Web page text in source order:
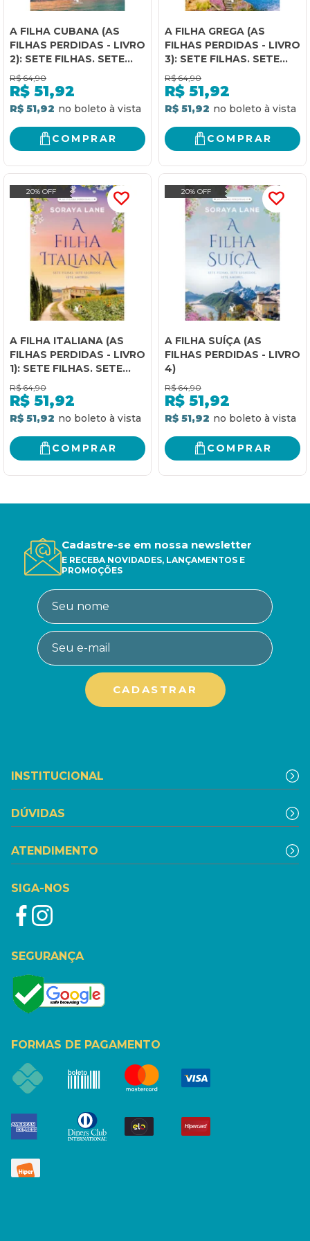
A FILHA CUBANA (AS
FILHAS PERDIDAS - LIVRO
2): SETE FILHAS. SETE
SEGREDOS. SETE
AMORES.
R$ 64,90
R$ 51,92
R$ 51,92
COMPRAR
A FILHA GREGA (AS
FILHAS PERDIDAS - LIVRO
3): SETE FILHAS. SETE
SEGREDOS. SETE
AMORES.
R$ 64,90
R$ 51,92
R$ 51,92
COMPRAR
20% OFF
A FILHA ITALIANA (AS
FILHAS PERDIDAS - LIVRO
1): SETE FILHAS. SETE
SEGREDOS. SETE
AMORES.
R$ 64,90
R$ 51,92
R$ 51,92
COMPRAR
20% OFF
A FILHA SUÍÇA (AS
FILHAS PERDIDAS - LIVRO
4)
R$ 64,90
R$ 51,92
R$ 51,92
COMPRAR
Cadastre-se em nossa newsletter
E RECEBA NOVIDADES, LANÇAMENTOS E
PROMOÇÕES
INSTITUCIONAL
DÚVIDAS
ATENDIMENTO
SIGA-NOS
SEGURANÇA
FORMAS DE PAGAMENTO